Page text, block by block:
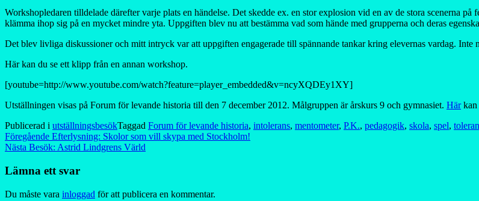
Workshopledaren tilldelade därefter varje plats en händelse. Det skedde ex. en stor explosion vid en av de stora scenerna
klämma ihop sig på en mycket mindre yta. Uppgiften blev nu att bestämma vad som hände med grupperna och deras
Det blev livliga diskussioner och mitt intryck var att uppgiften engagerade till spännande tankar kring elevernas vardag. Inte
Här kan du se ett klipp från en annan workshop.
[youtube=http://www.youtube.com/watch?feature=player_embedded&v=ncyXQDEy1XY]
Utställningen visas på Forum för levande historia till den 7 december 2012. Målgruppen är årskurs 9 och gymnasiet. Härkan
Publicerad i utställningsbesökTaggad Forum för levande historia, intolerans, mentometer, P.K., pedagogik, skola, spel,
Inläggsnavigering
Föregående Efterlysning: Skolor som vill skypa med Stockholm!
Nästa Besök: Astrid Lindgrens Värld
Lämna ett svar
Du måste vara inloggad för att publicera en kommentar.